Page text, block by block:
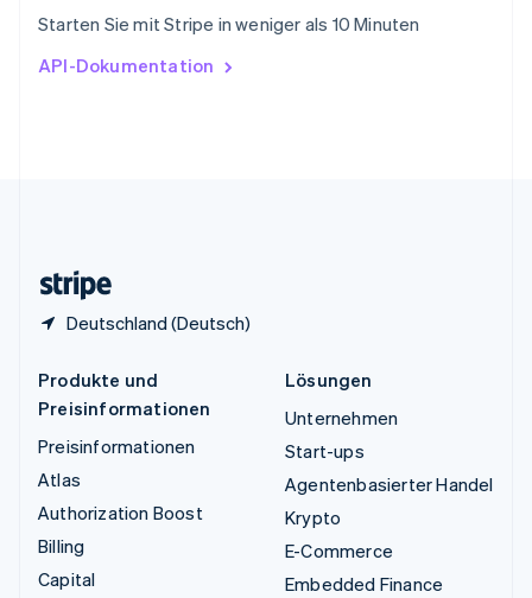
Starten Sie mit Stripe in weniger als 10 Minuten
API-Dokumentation
Deutschland (Deutsch)
English
English
Produkte und
Preisinformationen
Preisinformationen
Atlas
Authorization Boost
Billing
Capital
Lösungen
Unternehmen
Start-ups
Agentenbasierter Handel
Krypto
E-Commerce
Embedded Finance